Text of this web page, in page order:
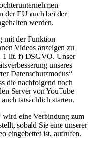
der EU auch bei der
werden.
mit der Funktion
Videos anzeigen zu
1 lit. f) DSGVO. Unser
unseres
Datenschutzmodus“
die nachfolgend noch
Server von YouTube
tatsächlich starten.
wird eine Verbindung zum
sobald Sie eine unserer
eingebettet ist, aufrufen.